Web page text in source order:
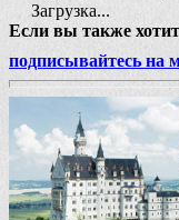
Загрузка...
Если вы также
подписывайтесь на